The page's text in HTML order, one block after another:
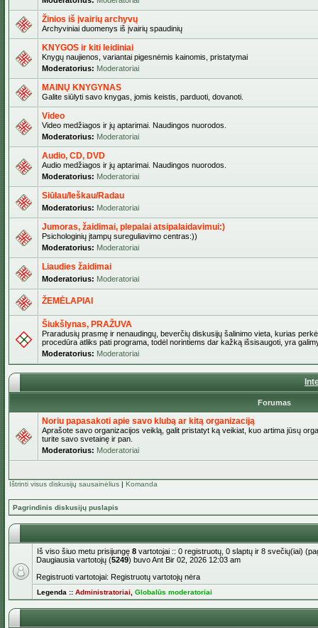
Žinios iš įvairių archyvų
Archyviniai duomenys iš įvairių spaudinių
KNYGOS ir kiti leidiniai
Knygų naujienos, variantai pigesnėmis kainomis, pristatymai
Moderatorius: Moderatoriai
MAINŲ KNYGYNAS
Galite siūlyti savo knygas, jomis keistis, parduoti, dovanoti.
Video
Video medžiagos ir jų aptarimai. Naudingos nuorodos.
Moderatorius: Moderatoriai
Audio, CD, DVD
Audio medžiagos ir jų aptarimai. Naudingos nuorodos.
Moderatorius: Moderatoriai
Siūlau/Ieškau/Radau
Moderatorius: Moderatoriai
Jumoras, žaidimai, plepalai atsipalaidavimui:)
Psichologinių įtampų sureguliavimo centras:))
Moderatorius: Moderatoriai
Liaudies žaidimai
Moderatorius: Moderatoriai
ŽEMĖLAPIAI
Šiukšlynas, PRAŽUVA
Praradusių prasmę ir nenaudingų, beverčių diskusijų šalinimo vieta, kurias
procedūra atliks pati programa, todėl norintiems dar kažką išsisaugoti, yra
Moderatorius: Moderatoriai
Forumas
Noriu papasakoti apie savo klubą ar kitą organizaciją
Aprašote savo organizacijos veiklą, galit pristatyt ką veikiat, kuo artima jūsų
turite savo svetainę ir pan.
Moderatorius: Moderatoriai
Ištrinti visus diskusijų sausainėlius | Komanda
Pagrindinis diskusijų puslapis
Iš viso šiuo metu prisijungę 8 vartotojai :: 0 registruotų, 0 slaptų ir 8 svečių(iai)
Daugiausia vartotojų (5249) buvo Ant Bir 02, 2026 12:03 am
Registruoti vartotojai: Registruotų vartotojų nėra
Legenda :: Administratoriai Globalūs moderatoriai